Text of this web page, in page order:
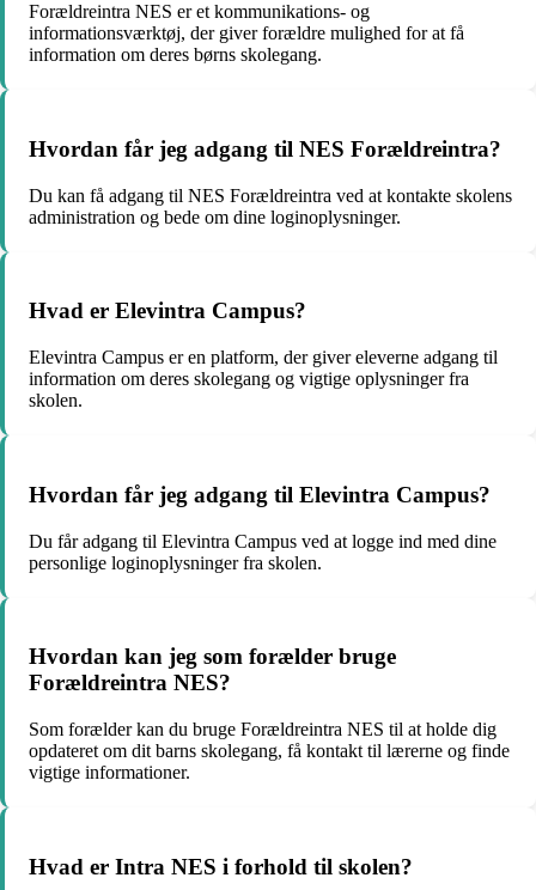
Forældreintra NES er et kommunikations- og
informationsværktøj, der giver forældre mulighed for at få
information om deres børns skolegang.
Hvordan får jeg adgang til NES Forældreintra?
Du kan få adgang til NES Forældreintra ved at kontakte skolens
administration og bede om dine loginoplysninger.
Hvad er Elevintra Campus?
Elevintra Campus er en platform, der giver eleverne adgang til
information om deres skolegang og vigtige oplysninger fra
skolen.
Hvordan får jeg adgang til Elevintra Campus?
Du får adgang til Elevintra Campus ved at logge ind med dine
personlige loginoplysninger fra skolen.
Hvordan kan jeg som forælder bruge
Forældreintra NES?
Som forælder kan du bruge Forældreintra NES til at holde dig
opdateret om dit barns skolegang, få kontakt til lærerne og finde
vigtige informationer.
Hvad er Intra NES i forhold til skolen?